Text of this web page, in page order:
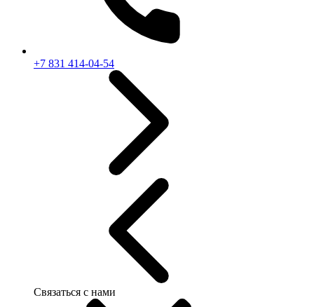
+7 831 414-04-54
Связаться с нами